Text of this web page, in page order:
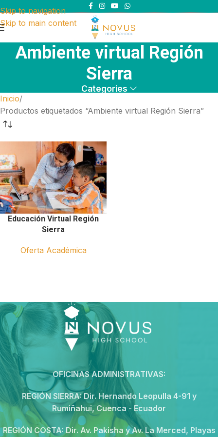
Skip to navigation
Skip to main content
Ambiente virtual Región
Sierra
Categories
Inicio
Productos etiquetados “Ambiente virtual Región Sierra”
Educación Virtual Región
Sierra
Oferta Académica
OFICINAS ADMINISTRATIVAS:
REGIÓN SIERRA:Dir. Hernando Leopulla 4-91 y
Rumiñahui, Cuenca - Ecuador
REGIÓN COSTA: Dir. Av. Pakisha y Av. La Merced, Playas